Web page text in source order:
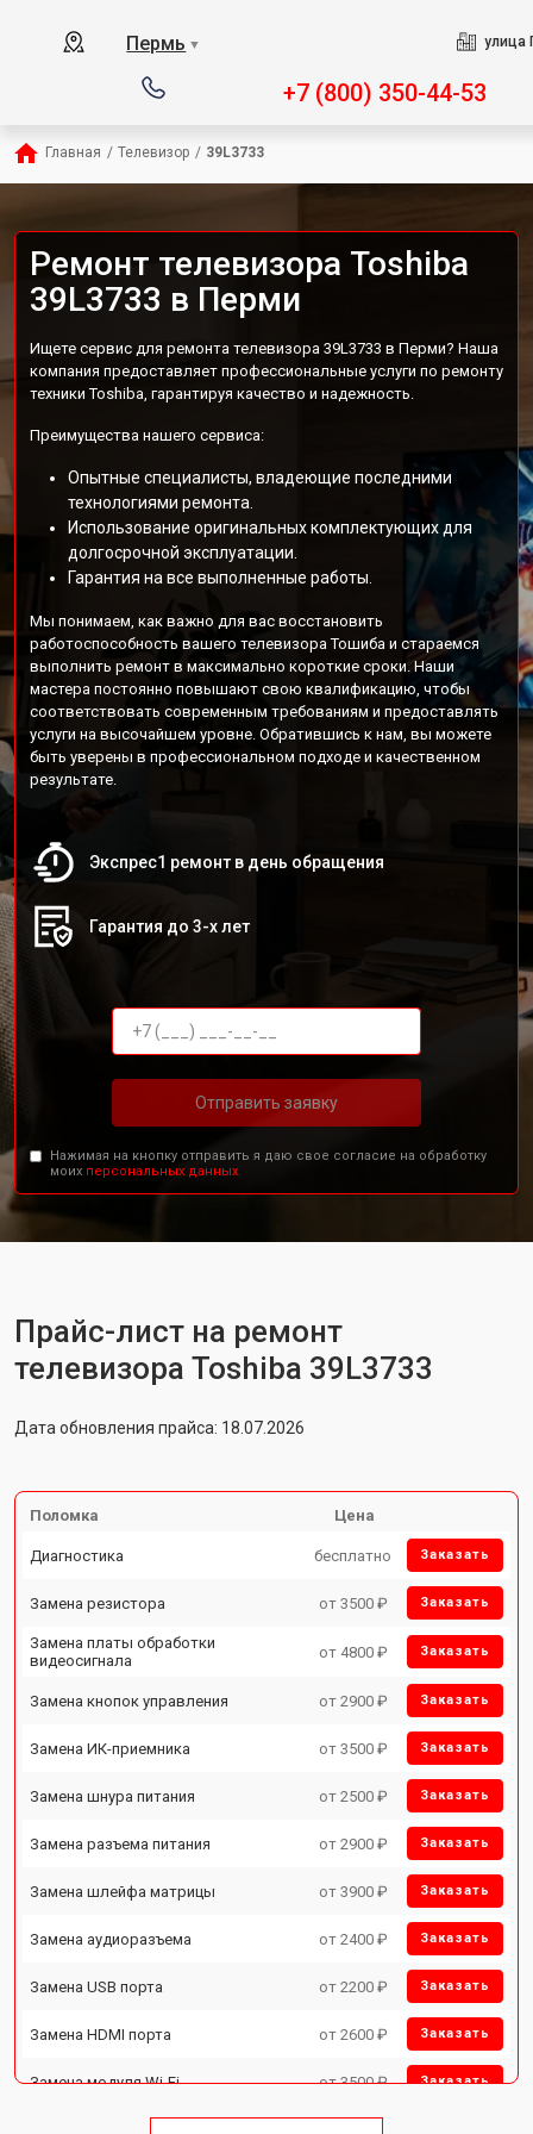
Пермь ▼ улица
+7 (800) 350-44-53
Главная / Телевизор / 39L3733
Ремонт телевизора Toshiba
39L3733 в Перми
Ищете сервис для ремонта телевизора 39L3733 в Перми? Наша
компания предоставляет профессиональные услуги по ремонту
техники Toshiba, гарантируя качество и надежность.
Преимущества нашего сервиса:
Опытные специалисты, владеющие последними
технологиями ремонта.
Использование оригинальных комплектующих для
долгосрочной эксплуатации.
Гарантия на все выполненные работы.
Мы понимаем, как важно для вас восстановить
работоспособность вашего телевизора Тошиба и стараемся
выполнить ремонт в максимально короткие сроки. Наши
мастера постоянно повышают свою квалификацию, чтобы
соответствовать современным требованиям и предоставлять
услуги на высочайшем уровне. Обратившись к нам, вы можете
быть уверены в профессиональном подходе и качественном
результате.
Экспрес1 ремонт в день обращения
Гарантия до 3-х лет
Отправить заявку
Нажимая на кнопку отправить я даю свое согласие на обработку
моих персональных данных.
Прайс-лист на ремонт
телевизора Toshiba 39L3733
Дата обновления прайса: 18.07.2026
Поломка Цена
Диагностика бесплатно Заказать
Замена резистора от 3500 ₽ Заказать
Замена платы обработки
видеосигнала
от 4800 ₽ Заказать
Замена кнопок управления от 2900 ₽ Заказать
Замена ИК-приемника от 3500 ₽ Заказать
Замена шнура питания от 2500 ₽ Заказать
Замена разъема питания от 2900 ₽ Заказать
Замена шлейфа матрицы от 3900 ₽ Заказать
Замена аудиоразъема от 2400 ₽ Заказать
Замена USB порта от 2200 ₽ Заказать
Замена HDMI порта от 2600 ₽ Заказать
Замена модуля Wi-Fi от 3500 ₽ Заказать